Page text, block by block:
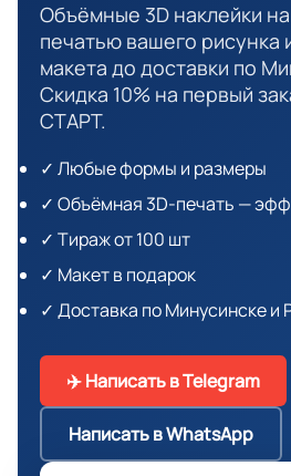
Объёмные 3D наклейки
печатью вашего рисунка
макета до доставки по
Скидка 10% на первый
СТАРТ.
✓ Любые формы и размеры
✓ Объёмная 3D-печать —
✓ Тираж от 100 шт
✓ Макет в подарок
✓ Доставка по Минусинске и
✈️ Написать в Telegram
Написать в WhatsApp